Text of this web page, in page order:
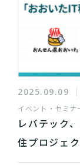
2025.09.09
イベント・セミナ
レバテック
住プロジェ